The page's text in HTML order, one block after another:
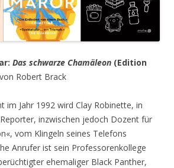
Das schwarze Chamäleon (Edition
Robert Brack
im Jahr 1992 wird Clay Robinette, in
inzwischen jedoch Dozent für
vom Klingeln seines Telefons
Anrufer ist sein Professorenkollege
ehemaliger Black Panther,